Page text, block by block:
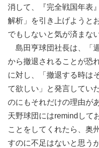
消して、『完全戦国年表
解析」を引き上げようと
でもしないと気が済まない
島田亨球団社長は、「
から撤退されることが恐
に対し、「撤退する時は
て欲しい」と発言してい
のにもそれだけの理由が
天野球団にはremindして
ことをしてくれたら、奥
すのに不足はないと思うが